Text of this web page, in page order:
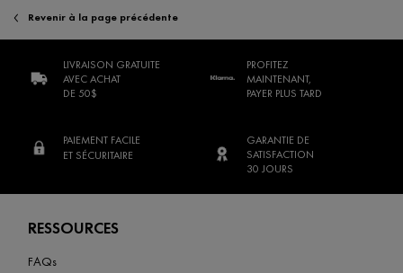
Revenir à la page précédente
LIVRAISON GRATUITE
AVEC ACHAT
DE 50$
PROFITEZ
MAINTENANT,
PAYER PLUS TARD
PAIEMENT FACILE
ET SÉCURITAIRE
GARANTIE DE
SATISFACTION
30 JOURS
RESSOURCES
FAQs